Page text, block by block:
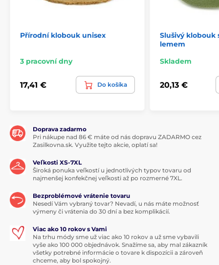
Přírodní klobouk unisex
3 pracovní dny
17,41 € Do košíka
Slušivý klobouk
lemem
Skladem
20,13 €
Doprava zadarmo
Pri nákupe nad 86 € máte od nás dopravu ZADARMO cez
Zasilkovna.sk. Využite tejto akcie, oplatí sa!
Veľkosti XS-7XL
Široká ponuka veľkostí u jednotlivých typov tovaru od
najmenšej konfekčnej veľkosti až po rozmerné 7XL.
Bezproblémové vrátenie tovaru
Nesedí Vám vybraný tovar? Nevadí, u nás máte možnosť
výmeny či vrátenia do 30 dní a bez komplikácií.
Viac ako 10 rokov s Vami
Na trhu módy sme už viac ako 10 rokov a už sme vybavili
vyše ako 100 000 objednávok. Snažíme sa, aby mal zákazník
všetky potrebné informácie o tovare k dispozícii a zároveň
chceme, aby bol spokojný.